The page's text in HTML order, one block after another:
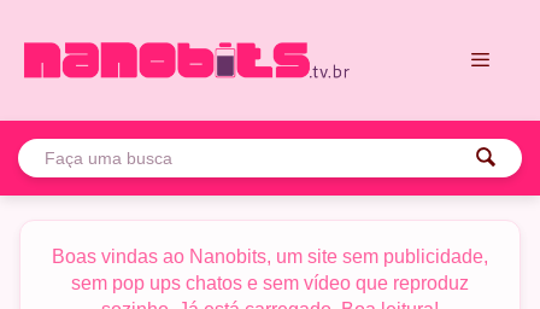
para
Boas vindas ao Nanobits, um site sem publicidade,
sem pop ups chatos e sem vídeo que reproduz